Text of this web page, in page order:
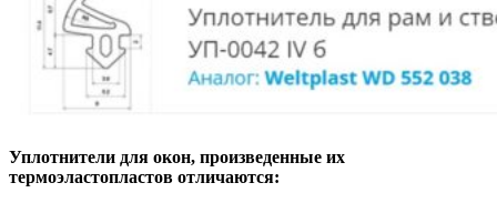
Уплотнители для окон, произведенные их
термоэластопластов отличаются: